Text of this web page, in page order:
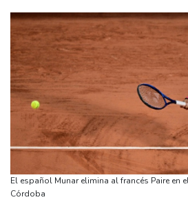
Costa Rica
De la Espriella: un showman pro-
de Colombia
Ataques de rebeldes hutíes dejan 10
petrolera de Yemen
España impone controles fronterizos
por migrantes
Infantino recibe en Colombia el
De la Espriella: un millonario pro-
Colombia
El español Munar elimina al francés Paire en
Córdoba